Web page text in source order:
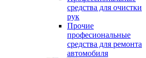
средства для очистки
рук
Прочие
професиональные
средства для ремонта
автомобиля